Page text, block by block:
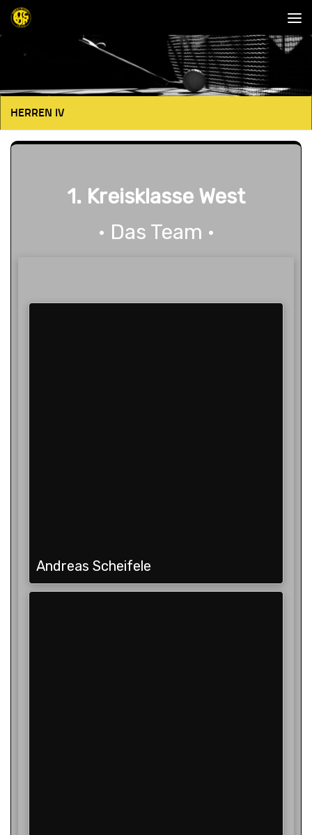
Unter dem Inhalt
HERREN IV
1. Kreisklasse West
· Das Team ·
Andreas Scheifele